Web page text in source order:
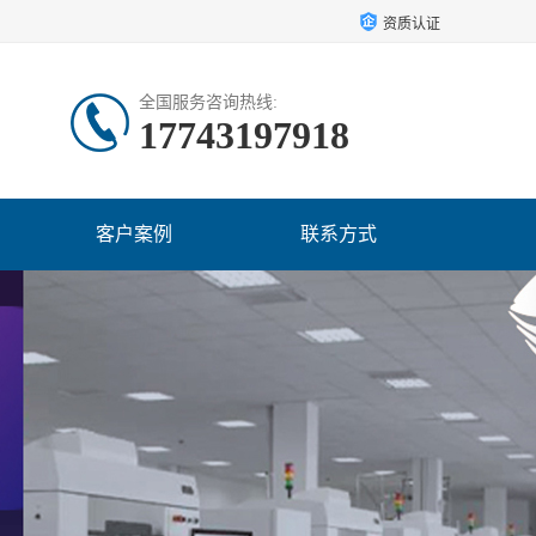
资质认证
全国服务咨询热线:
17743197918
客户案例 联系方式